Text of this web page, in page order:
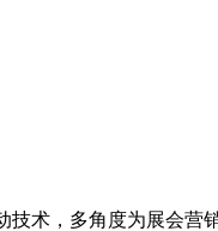
术，多角度为展会营